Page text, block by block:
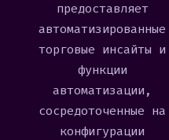
предоставляет
автоматизированные
торговые инсайты и
функции
автоматизации,
сосредоточенные на
конфигурации